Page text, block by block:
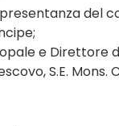
del
e Direttore
S.E. Mons.